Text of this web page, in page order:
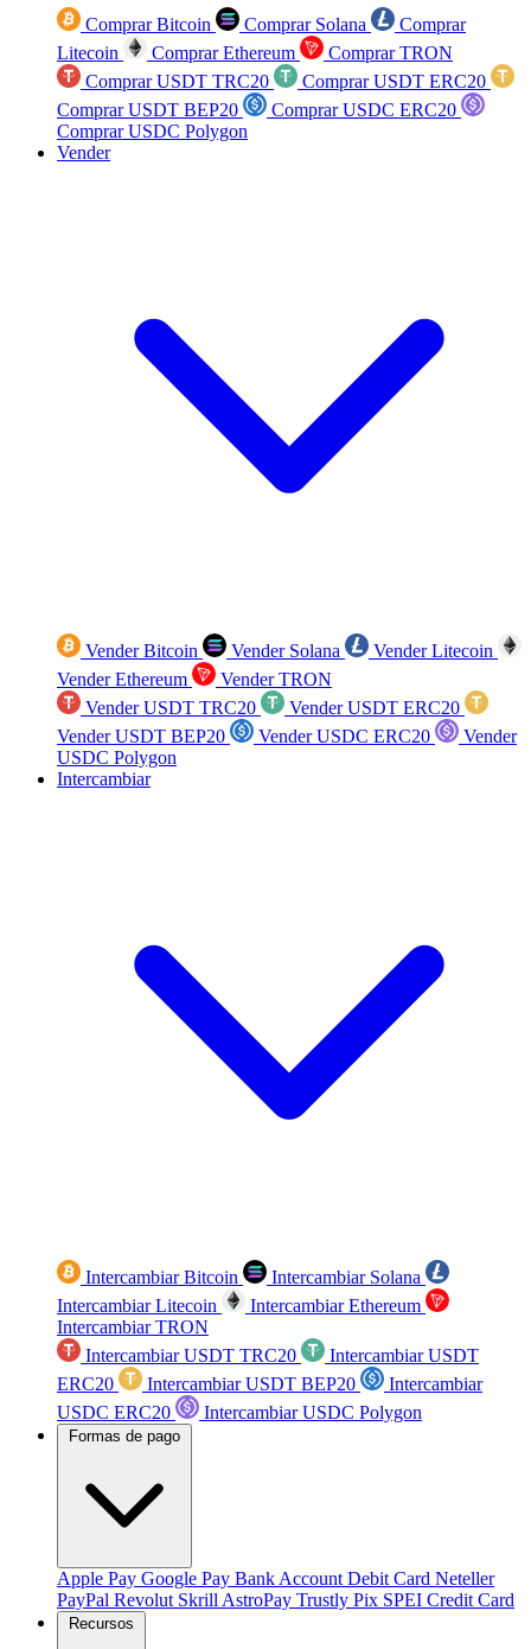
Comprar Bitcoin Comprar Solana
Comprar
Litecoin
Comprar Ethereum
Comprar TRON
Comprar USDT TRC20
Comprar USDT ERC20
Comprar USDT BEP20
Comprar USDC ERC20
Comprar USDC Polygon
Vender
Vender Bitcoin Vender Solana
Vender Litecoin
Vender Ethereum
Vender TRON
Vender USDT TRC20
Vender USDT ERC20
Vender USDT BEP20
Vender USDC ERC20
Vender
USDC Polygon
Intercambiar
Intercambiar Bitcoin
Intercambiar Solana
Intercambiar Litecoin
Intercambiar Ethereum
Intercambiar TRON
Intercambiar USDT TRC20
Intercambiar USDT
ERC20
Intercambiar USDT BEP20
Intercambiar
USDC ERC20
Intercambiar USDC Polygon
Formas de pago
Apple Pay Google Pay Bank Account Debit Card Neteller
PayPal Revolut Skrill AstroPay Trustly Pix SPEI Credit Card
Recursos